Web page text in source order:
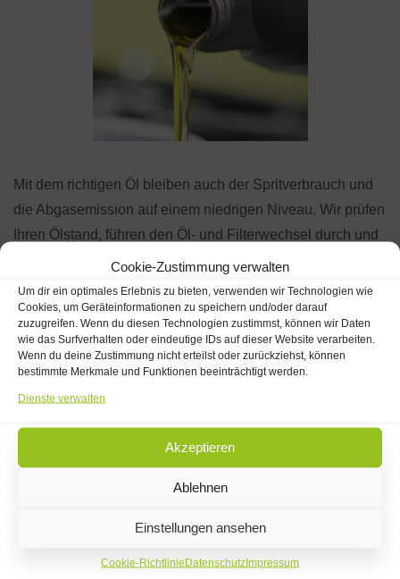
Cookie-Zustimmung verwalten
Um dir ein optimales Erlebnis zu bieten, verwenden wir Technologien wie
Cookies, um Geräteinformationen zu speichern und/oder darauf
zuzugreifen. Wenn du diesen Technologien zustimmst, können wir Daten
wie das Surfverhalten oder eindeutige IDs auf dieser Website verarbeiten.
Wenn du deine Zustimmung nicht erteilst oder zurückziehst, können
bestimmte Merkmale und Funktionen beeinträchtigt werden.
Dienste verwalten
Akzeptieren
Ablehnen
Einstellungen ansehen
Cookie-RichtlinieDatenschutzImpressum
Mit dem richtigen Öl bleiben auch der Spritverbrauch und
die Abgasemission auf einem niedrigen Niveau. Wir prüfen
Ihren Ölstand, führen den Öl- und Filterwechsel durch und
entsorgen das Altöl/-filter fachgerecht.
Autoservice Certus